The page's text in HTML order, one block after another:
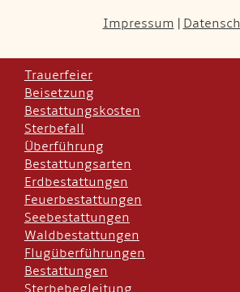
Impressum
Trauerfeier
Beisetzung
Bestattungskosten
Sterbefall
Überführung
Bestattungsarten
Erdbestattungen
Feuerbestattungen
Seebestattungen
Waldbestattungen
Flugüberführungen
Bestattungen